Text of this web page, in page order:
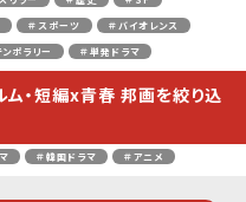
＃スポーツ
＃バイオレンス
ンポラリー ＃単発ドラマ
ム・短編x青春 邦画を絞り込
＃韓国ドラマ ＃アニメ